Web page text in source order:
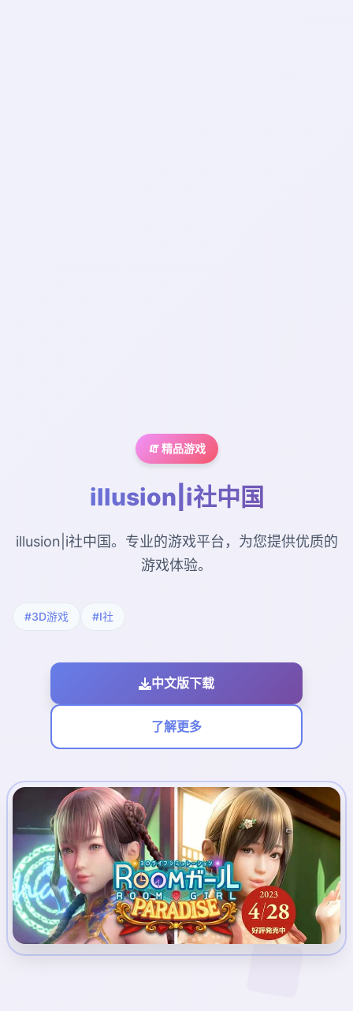
🧯 精品游戏
illusion|i社中国
illusion|i社中国。专业的游戏平台，为您提供优质的
游戏体验。
#3D游戏 #I社
中文版下载
了解更多